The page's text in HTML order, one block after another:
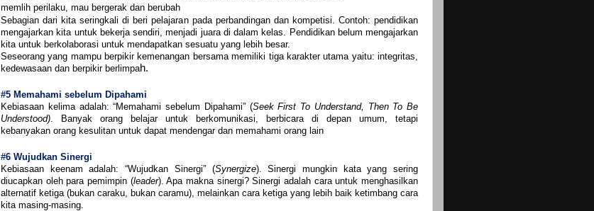
memlih perilaku, mau bergerak dan berubah
Sebagian dari kita seringkali di beri pelajaran pada perbandingan dan kompetisi. Contoh: pendidikan
mengajarkan kita untuk bekerja sendiri, menjadi juara di dalam kelas. Pendidikan belum mengajarkan
kita untuk berkolaborasi untuk mendapatkan sesuatu yang lebih besar.
Seseorang yang mampu berpikir kemenangan bersama memiliki tiga karakter utama yaitu: integritas,
kedewasaan dan berpikir berlimpah.
#5 Memahami sebelum Dipahami
Kebiasaan kelima adalah: “Memahami sebelum Dipahami” (Seek First To Understand, Then To Be
Understood) . Banyak orang belajar untuk berkomunikasi, berbicara di depan umum, tetapi
kebanyakan orang kesulitan untuk dapat mendengar dan memahami orang lain
#6 Wujudkan Sinergi
Kebiasaan keenam adalah: “Wujudkan Sinergi” (Synergize). Sinergi mungkin kata yang sering
diucapkan oleh para pemimpin (leader). Apa makna sinergi? Sinergi adalah cara untuk menghasilkan
alternatif ketiga (bukan caraku, bukan caramu), melainkan cara ketiga yang lebih baik ketimbang cara
kita masing-masing.